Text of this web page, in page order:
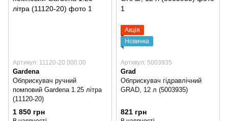
Артикул: 11120-20.000.00
Gardena
Обприскувач ручний
помповий Gardena 1.25 літра
(11120-20)
1 850 грн
Акція
Новинка
Артикул: 5003935
Grad
Обприскувач гідравлічний
GRAD, 12 л (5003935)
821 грн